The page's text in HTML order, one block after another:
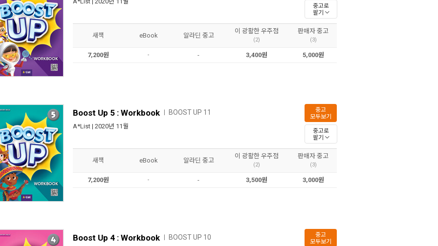
중고로
팔기
새책 eBook 알라딘 중고
이 광활한 우주점
(2)
판매자 중고
(3)
7,200원 - - 3,400원 5,000원
Boost Up 5 : Workbook BOOST UP 11
A*List | 2020년 11월
중고
모두보기
중고로
팔기
새책 eBook 알라딘 중고
이 광활한 우주점
(2)
판매자 중고
(3)
7,200원 - - 3,500원 3,000원
Boost Up 4 : Workbook BOOST UP 10
중고
모두보기